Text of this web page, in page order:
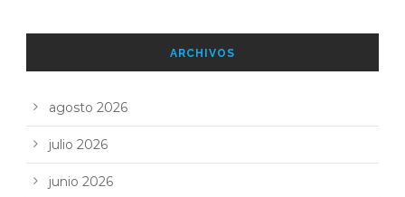
ARCHIVOS
agosto 2026
julio 2026
junio 2026